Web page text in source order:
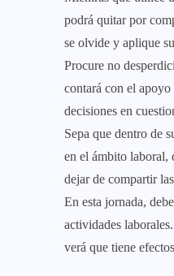
podrá quitar por
se olvide y aplique
Procure no
contará con el
decisiones en
Sepa que dentro de
en el ámbito laboral,
dejar de compartir
En esta jornada,
actividades
verá que tiene